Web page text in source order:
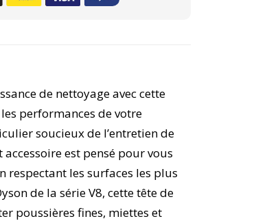
de nettoyage avec cette
performances de votre
soucieux de l’entretien de
est pensé pour vous
les surfaces les plus
de la série V8, cette tête de
poussières fines, miettes et